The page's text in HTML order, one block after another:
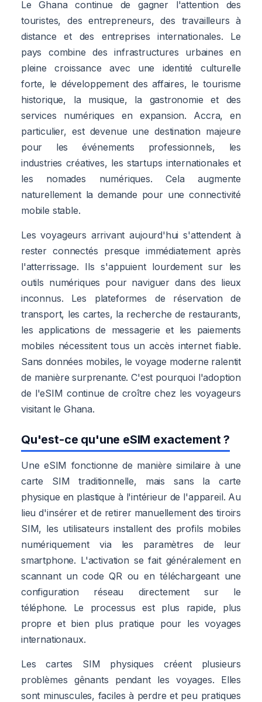
Le Ghana continue de gagner l'attention des
touristes, des entrepreneurs, des travailleurs à
distance et des entreprises internationales. Le
pays combine des infrastructures urbaines en
pleine croissance avec une identité culturelle
forte, le développement des affaires, le tourisme
historique, la musique, la gastronomie et des
services numériques en expansion. Accra, en
particulier, est devenue une destination majeure
pour les événements professionnels, les
industries créatives, les startups internationales et
les nomades numériques. Cela augmente
naturellement la demande pour une connectivité
mobile stable.
Les voyageurs arrivant aujourd'hui s'attendent à
rester connectés presque immédiatement après
l'atterrissage. Ils s'appuient lourdement sur les
outils numériques pour naviguer dans des lieux
inconnus. Les plateformes de réservation de
transport, les cartes, la recherche de restaurants,
les applications de messagerie et les paiements
mobiles nécessitent tous un accès internet fiable.
Sans données mobiles, le voyage moderne ralentit
de manière surprenante. C'est pourquoi l'adoption
de l'eSIM continue de croître chez les voyageurs
visitant le Ghana.
Qu'est-ce qu'une eSIM exactement ?
Une eSIM fonctionne de manière similaire à une
carte SIM traditionnelle, mais sans la carte
physique en plastique à l'intérieur de l'appareil. Au
lieu d'insérer et de retirer manuellement des tiroirs
SIM, les utilisateurs installent des profils mobiles
numériquement via les paramètres de leur
smartphone. L'activation se fait généralement en
scannant un code QR ou en téléchargeant une
configuration réseau directement sur le
téléphone. Le processus est plus rapide, plus
propre et bien plus pratique pour les voyages
internationaux.
Les cartes SIM physiques créent plusieurs
problèmes gênants pendant les voyages. Elles
sont minuscules, faciles à perdre et peu pratiques